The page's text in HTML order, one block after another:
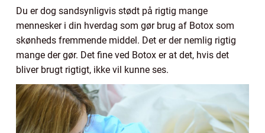
Du er dog sandsynligvis stødt på rigtig mange
mennesker i din hverdag som gør brug af Botox som
skønheds fremmende middel. Det er der nemlig rigtig
mange der gør. Det fine ved Botox er at det, hvis det
bliver brugt rigtigt, ikke vil kunne ses.